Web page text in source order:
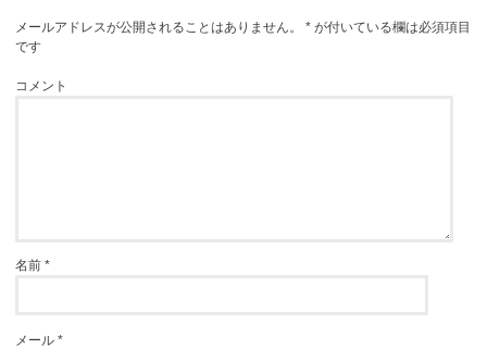
メールアドレスが公開されることはありません。 * が付いている欄は必須項目
です
コメント
名前*
メール*